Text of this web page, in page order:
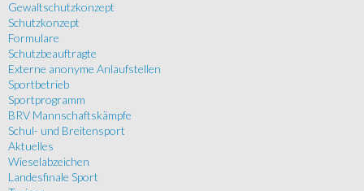
Gewaltschutzkonzept
Schutzkonzept
Formulare
Schutzbeauftragte
Externe anonyme Anlaufstellen
Sportbetrieb
Sportprogramm
BRV Mannschaftskämpfe
Schul- und Breitensport
Aktuelles
Wieselabzeichen
Landesfinale Sport